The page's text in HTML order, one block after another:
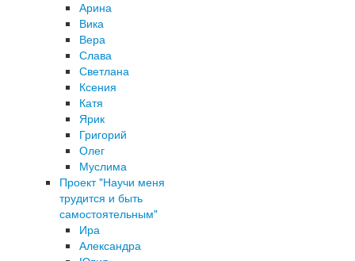
Арина
Вика
Вера
Слава
Светлана
Ксения
Катя
Ярик
Григорий
Олег
Муслима
Проект "Научи меня
трудится и быть
самостоятельным"
Ира
Александра